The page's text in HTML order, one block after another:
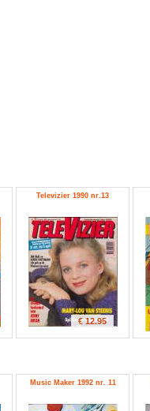
Televizier 1990 nr.13
€ 12.95
Music Maker 1992 nr. 11